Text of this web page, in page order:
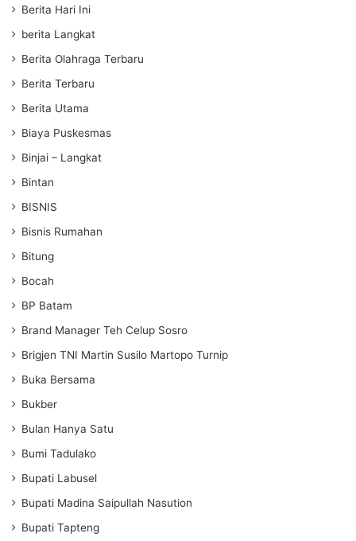
Berita Hari Ini
berita Langkat
Berita Olahraga Terbaru
Berita Terbaru
Berita Utama
Biaya Puskesmas
Binjai – Langkat
Bintan
BISNIS
Bisnis Rumahan
Bitung
Bocah
BP Batam
Brand Manager Teh Celup Sosro
Brigjen TNI Martin Susilo Martopo Turnip
Buka Bersama
Bukber
Bulan Hanya Satu
Bumi Tadulako
Bupati Labusel
Bupati Madina Saipullah Nasution
Bupati Tapteng